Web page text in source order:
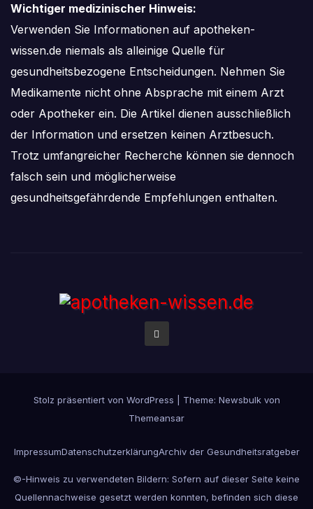
Wichtiger medizinischer Hinweis:
Verwenden Sie Informationen auf apotheken-
wissen.de niemals als alleinige Quelle für
gesundheitsbezogene Entscheidungen. Nehmen Sie
Medikamente nicht ohne Absprache mit einem Arzt
oder Apotheker ein. Die Artikel dienen ausschließlich
der Information und ersetzen keinen Arztbesuch.
Trotz umfangreicher Recherche können sie dennoch
falsch sein und möglicherweise
gesundheitsgefährdende Empfehlungen enthalten.
Stolz präsentiert von WordPress Theme: Newsbulkvon
Themeansar
ImpressumDatenschutzerklärungArchiv der Gesundheitsratgeber
©-Hinweis zu verwendeten Bildern: Sofern auf dieser Seite keine
Quellennachweise gesetzt werden konnten, befinden sich diese